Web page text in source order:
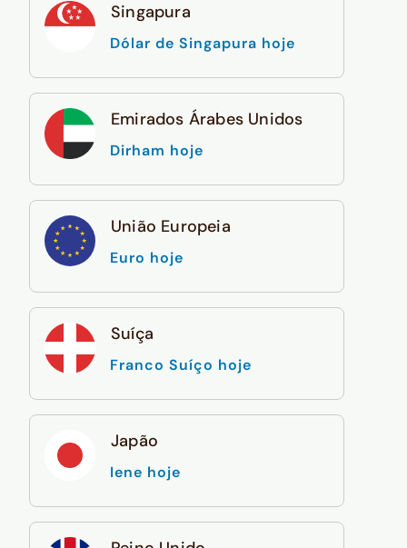
Singapura
Dólar de Singapura hoje
Emirados Árabes Unidos
Dirham hoje
União Europeia
Euro hoje
Suíça
Franco Suíço hoje
Japão
Iene hoje